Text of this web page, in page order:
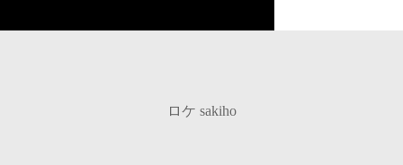
ロケ sakiho